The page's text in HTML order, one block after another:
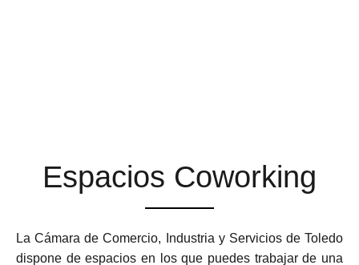
Espacios Coworking
La Cámara de Comercio, Industria y Servicios de Toledo
dispone de espacios en los que puedes trabajar de una